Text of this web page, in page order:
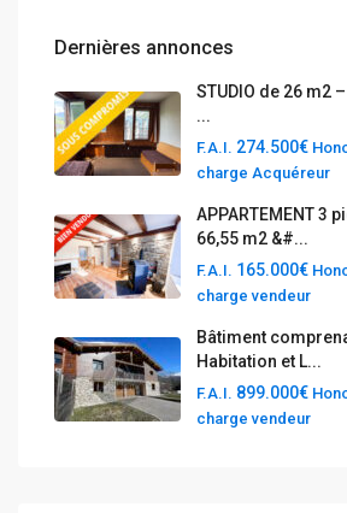
Dernières annonces
STUDIO de 26 m2 –
...
F.A.I. 274.500€
charge Acquéreur
APPARTEMENT 3
66,55 m2 &#...
F.A.I. 165.000€
charge vendeur
Bâtiment
Habitation et L...
F.A.I. 899.000€
charge vendeur